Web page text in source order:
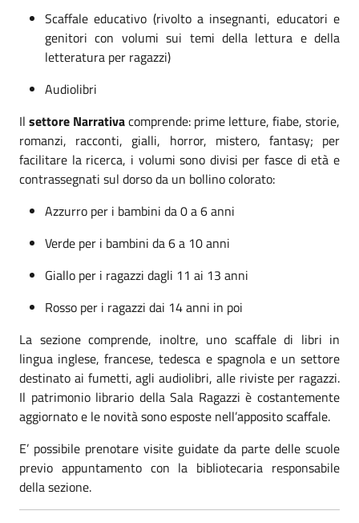
Scaffale educativo (rivolto a insegnanti, educatori e
genitori con volumi sui temi della lettura e della
letteratura per ragazzi)
Audiolibri
Il settore Narrativacomprende: prime letture, fiabe, storie,
romanzi, racconti, gialli, horror, mistero, fantasy; per
facilitare la ricerca, i volumi sono divisi per fasce di età e
contrassegnati sul dorso da un bollino colorato:
Azzurro per i bambini da 0 a 6 anni
Verde per i bambini da 6 a 10 anni
Giallo per i ragazzi dagli 11 ai 13 anni
Rosso per i ragazzi dai 14 anni in poi
La sezione comprende, inoltre, uno scaffale di libri in
lingua inglese, francese, tedesca e spagnola e un settore
destinato ai fumetti, agli audiolibri, alle riviste per ragazzi.
Il patrimonio librario della Sala Ragazzi è costantemente
aggiornato e le novità sono esposte nell’apposito scaffale.
E’ possibile prenotare visite guidate da parte delle scuole
previo appuntamento con la bibliotecaria responsabile
della sezione.